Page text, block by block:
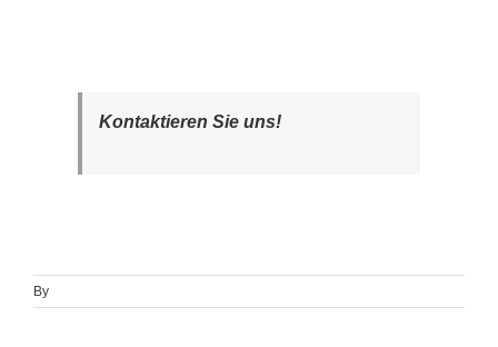
Kontaktieren Sie uns!
By